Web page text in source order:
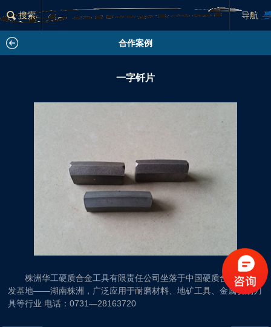
搜索 导航
合作案例
一字钎片
株洲华工硬质合金工具有限责任公司坐落于中国硬质合金生产研
发基地——湖南株洲，广泛应用于耐磨材料、地矿工具、金属切削刀
具等行业 电话：0731—28163720
分类列表
×